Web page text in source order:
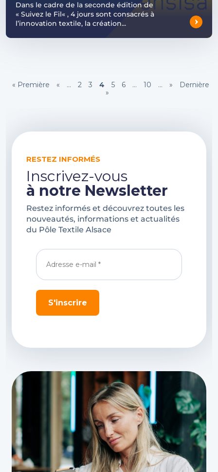
Dans le cadre de la seconde édition de
« Suivez le Fil« , 4 jours sont consacrés à
l’innovation textile, la création...
« Première « ... 2 3 4 5 6 ... 10 ... »
Dernière
»
RESTEZ INFORMÉS
Inscrivez-vous
à notre Newsletter
Restez informés et découvrez toutes les
nouveautés, informations et actualités
du Pôle Textile Alsace